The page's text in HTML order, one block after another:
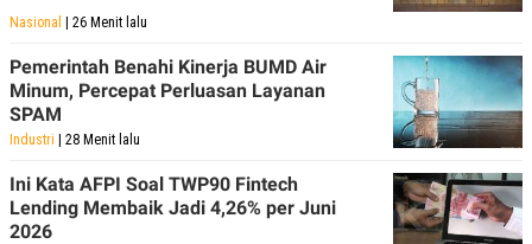
Nasional | 26 Menit lalu
Pemerintah Benahi Kinerja BUMD Air
Minum, Percepat Perluasan Layanan
SPAM
Industri | 28 Menit lalu
Ini Kata AFPI Soal TWP90 Fintech
Lending Membaik Jadi 4,26% per Juni
2026